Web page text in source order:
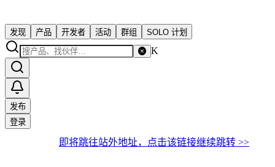
发现 产品 开发者 活动 群组 SOLO 计划
K
发布
登录
即将跳往站外地址，点击该链接继续跳转 >>